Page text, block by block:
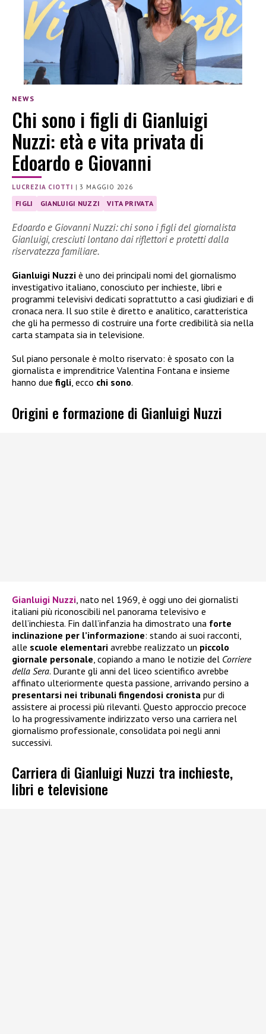
NEWS
Chi sono i figli di Gianluigi
Nuzzi: età e vita privata di
Edoardo e Giovanni
LUCREZIA CIOTTI |3 MAGGIO 2026
FIGLI GIANLUIGI NUZZI VITA PRIVATA
Edoardo e Giovanni Nuzzi: chi sono i figli del giornalista
Gianluigi, cresciuti lontano dai riflettori e protetti dalla
riservatezza familiare.
Gianluigi Nuzzi è uno dei principali nomi del giornalismo
investigativo italiano, conosciuto per inchieste, libri e
programmi televisivi dedicati soprattutto a casi giudiziari e di
cronaca nera. Il suo stile è diretto e analitico, caratteristica
che gli ha permesso di costruire una forte credibilità sia nella
carta stampata sia in televisione.
Sul piano personale è molto riservato: è sposato con la
giornalista e imprenditrice Valentina Fontana e insieme
hanno due figli, ecco chi sono.
Origini e formazione di Gianluigi Nuzzi
Gianluigi Nuzzi , nato nel 1969, è oggi uno dei giornalisti
italiani più riconoscibili nel panorama televisivo e
dell’inchiesta. Fin dall’infanzia ha dimostrato una forte
inclinazione per l’informazione: stando ai suoi racconti,
alle scuole elementari avrebbe realizzato un piccolo
giornale personale , copiando a mano le notizie del Corriere
della Sera. Durante gli anni del liceo scientifico avrebbe
affinato ulteriormente questa passione, arrivando persino a
presentarsi nei tribunali fingendosi cronista pur di
assistere ai processi più rilevanti. Questo approccio precoce
lo ha progressivamente indirizzato verso una carriera nel
giornalismo professionale, consolidata poi negli anni
successivi.
Carriera di Gianluigi Nuzzi tra inchieste,
libri e televisione